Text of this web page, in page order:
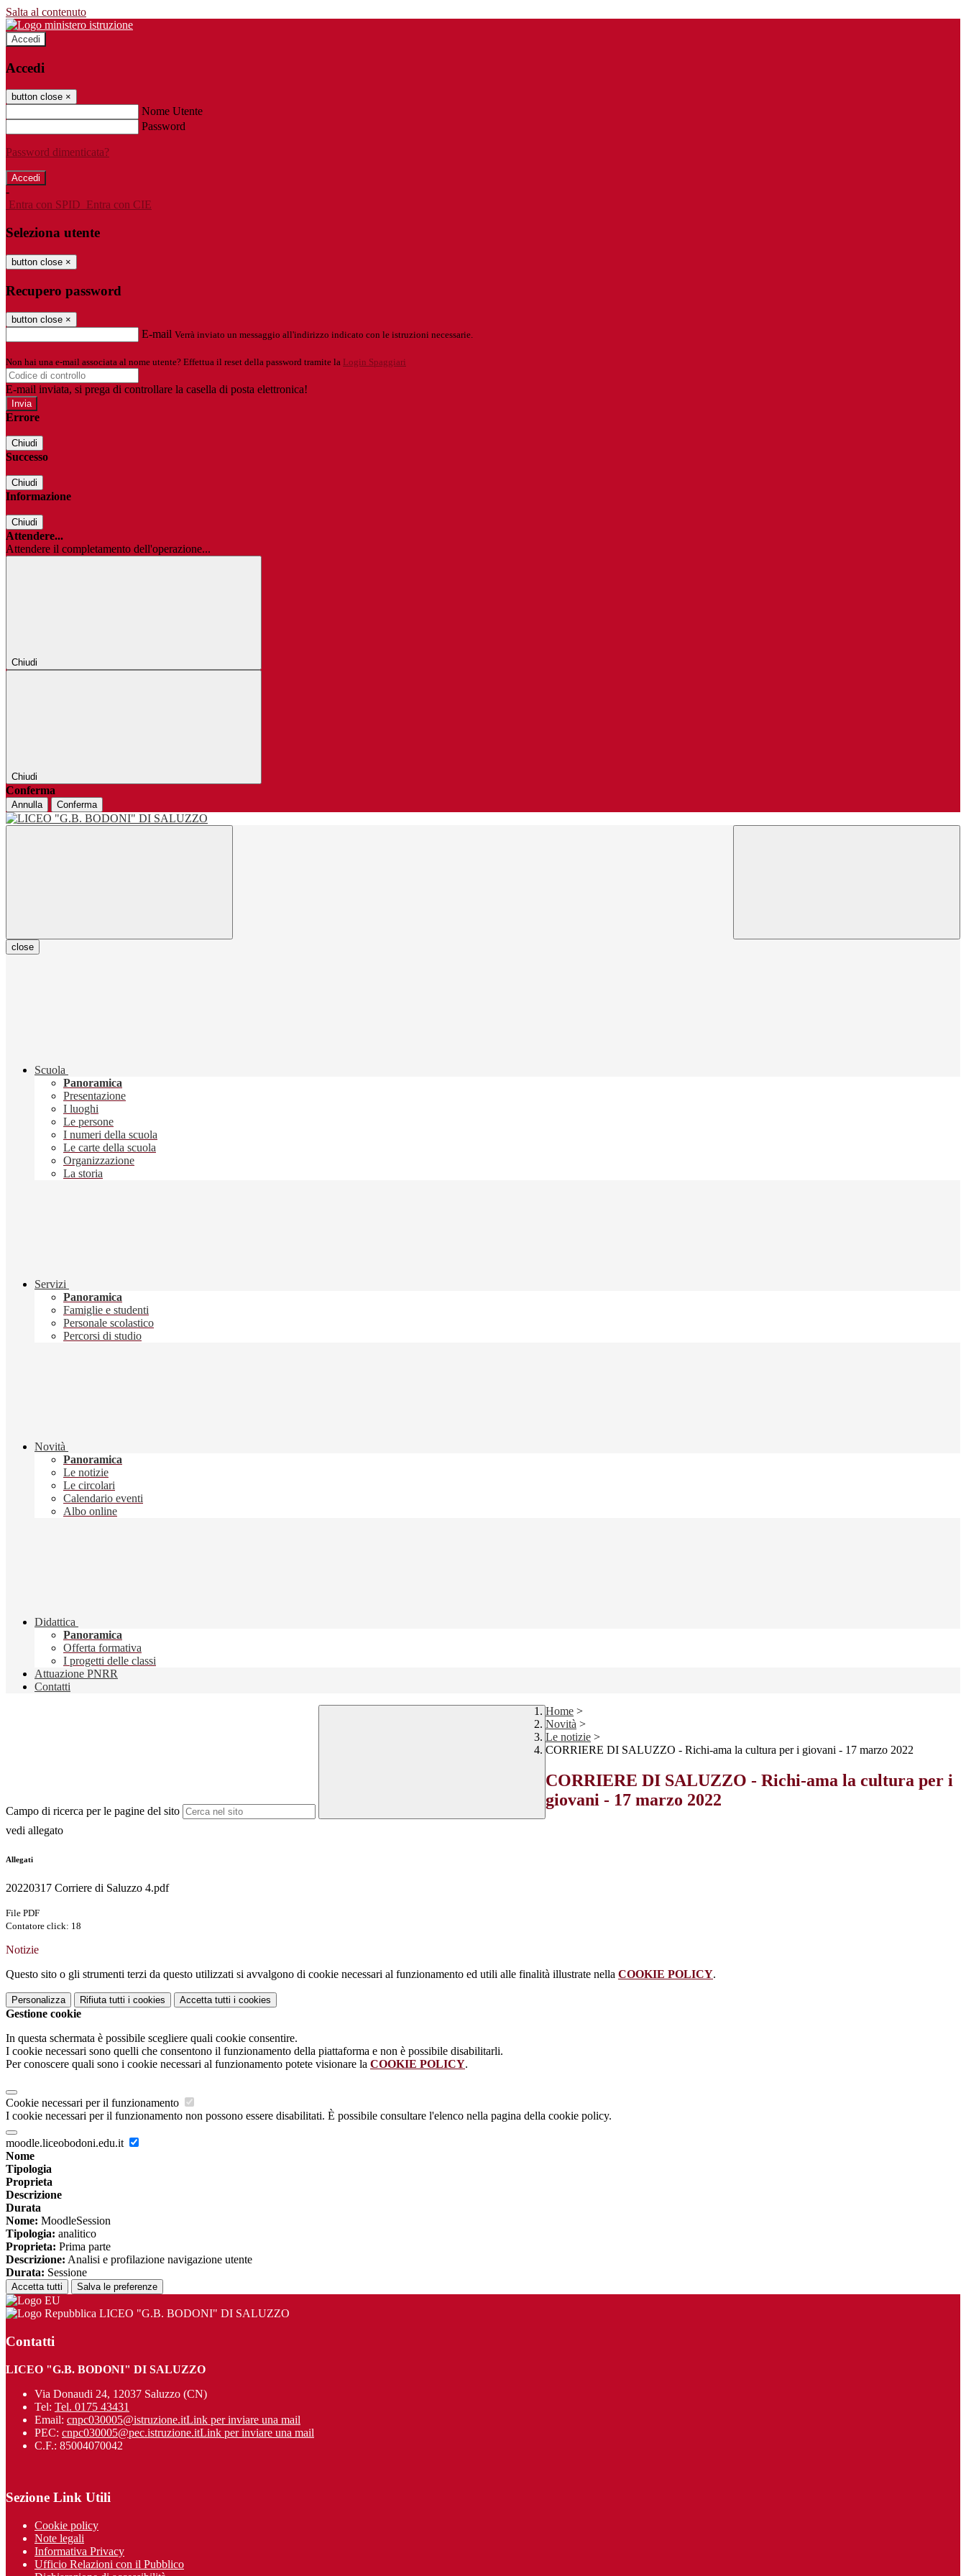
Salta al contenuto
Accedi
Accedi
button close ×
Nome Utente
Password
Password dimenticata?
-
Entra con SPID Entra con CIE
Seleziona utente
button close ×
Recupero password
button close ×
E-mail Verrà inviato un messaggio all'indirizzo indicato con le istruzioni necessarie.
Non hai una e-mail associata al nome utente? Effettua il reset della password tramite la Login Spaggiari
E-mail inviata, si prega di controllare la casella di posta elettronica!
Errore
Chiudi
Successo
Chiudi
Informazione
Chiudi
Attendere...
Attendere il completamento dell'operazione...
Chiudi
Chiudi
Conferma
Annulla Conferma
close
Scuola
Panoramica
Presentazione
I luoghi
Le persone
I numeri della scuola
Le carte della scuola
Organizzazione
La storia
Servizi
Panoramica
Famiglie e studenti
Personale scolastico
Percorsi di studio
Novità
Panoramica
Le notizie
Le circolari
Calendario eventi
Albo online
Didattica
Panoramica
Offerta formativa
I progetti delle classi
Attuazione PNRR
Contatti
Campo di ricerca per le pagine del sito
Home >
Novità >
Le notizie >
CORRIERE DI SALUZZO - Richi-ama la cultura per i giovani - 17 marzo 2022
CORRIERE DI SALUZZO - Richi-ama la cultura per i
giovani - 17 marzo 2022
vedi allegato
Allegati
20220317 Corriere di Saluzzo 4.pdf
File PDF
Contatore click: 18
Notizie
Questo sito o gli strumenti terzi da questo utilizzati si avvalgono di cookie necessari al funzionamento ed utili alle finalità illustrate nella COOKIE POLICY.
Personalizza Rifiuta tutti i cookies Accetta tutti i cookies
Gestione cookie
In questa schermata è possibile scegliere quali cookie consentire.
I cookie necessari sono quelli che consentono il funzionamento della piattaforma e non è possibile disabilitarli.
Per conoscere quali sono i cookie necessari al funzionamento potete visionare la COOKIE POLICY.
Cookie necessari per il funzionamento
I cookie necessari per il funzionamento non possono essere disabilitati. È possibile consultare l'elenco nella pagina della cookie policy.
moodle.liceobodoni.edu.it
Nome
Tipologia
Proprieta
Descrizione
Durata
Nome: MoodleSession
Tipologia: analitico
Proprieta: Prima parte
Descrizione: Analisi e profilazione navigazione utente
Durata: Sessione
Accetta tutti Salva le preferenze
LICEO "G.B. BODONI" DI SALUZZO
Contatti
LICEO "G.B. BODONI" DI SALUZZO
Via Donaudi 24, 12037 Saluzzo (CN)
Tel: Tel. 0175 43431
Email: cnpc030005@istruzione.itLink per inviare una mail
PEC: cnpc030005@pec.istruzione.itLink per inviare una mail
C.F.: 85004070042
Sezione Link Utili
Cookie policy
Note legali
Informativa Privacy
Ufficio Relazioni con il Pubblico